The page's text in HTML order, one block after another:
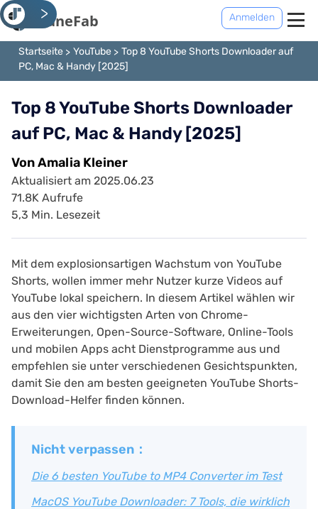
Anmelden
Startseite YouTube
Top 8 YouTube Shorts Downloader auf
PC, Mac & Handy [2025]
Top 8 YouTube Shorts Downloader
auf PC, Mac & Handy [2025]
Von Amalia Kleiner
Aktualisiert am 2025.06.23
71.8K Aufrufe
5,3 Min. Lesezeit
Mit dem explosionsartigen Wachstum von YouTube
Shorts, wollen immer mehr Nutzer kurze Videos auf
YouTube lokal speichern. In diesem Artikel wählen wir
aus den vier wichtigsten Arten von Chrome-
Erweiterungen, Open-Source-Software, Online-Tools
und mobilen Apps acht Dienstprogramme aus und
empfehlen sie unter verschiedenen Gesichtspunkten,
damit Sie den am besten geeigneten YouTube Shorts-
Download-Helfer finden können.
Nicht verpassen：
Die 6 besten YouTube to MP4 Converter im Test
MacOS YouTube Downloader: 7 Tools, die wirklich
<